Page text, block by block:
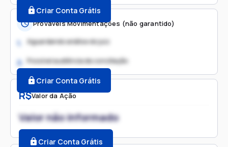
R$Valor da Ação
Valor não informado
Criar Conta Grátis
Criar Conta Grátis
Prováveis Movimentações (não garantido)
1. Aguardando análise do juiz
2. Possível audiência de conciliação
Criar Conta Grátis